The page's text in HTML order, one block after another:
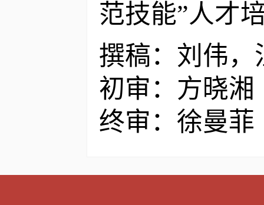
范技能”人才
撰稿：刘伟，
初审：方晓湘
终审：徐曼菲